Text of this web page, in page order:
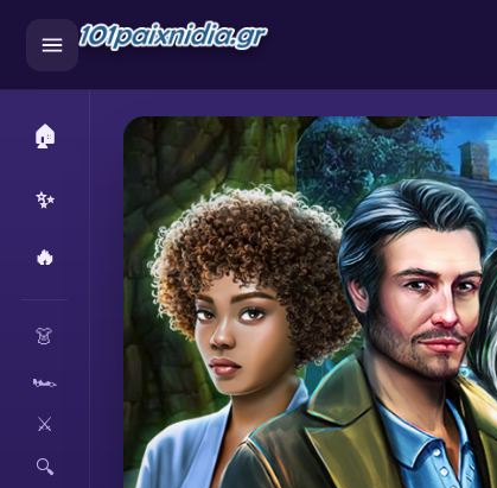
🏠
✨
🔥
👗
🏎️
⚔️
🔍